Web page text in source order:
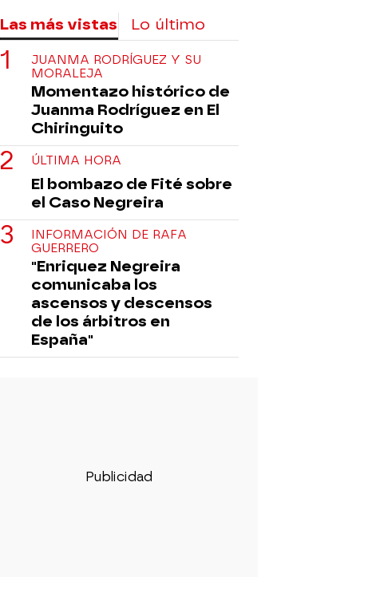
Las más vistas Lo último
JUANMA RODRÍGUEZ Y SU
MORALEJA
Momentazo histórico de
Juanma Rodríguez en El
Chiringuito
ÚLTIMA HORA
El bombazo de Fité sobre
el Caso Negreira
INFORMACIÓN DE RAFA
GUERRERO
"Enriquez Negreira
comunicaba los
ascensos y descensos
de los árbitros en
España"